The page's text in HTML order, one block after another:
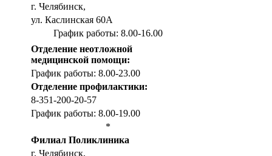
г. Челябинск,
ул. Каслинская 60А
График работы: 8.00-16.00
Отделение неотложной
медицинской помощи:
График работы: 8.00-23.00
Отделение профилактики:
8-351-200-20-57
График работы: 8.00-19.00
*
Филиал Поликлиника
г. Челябинск,